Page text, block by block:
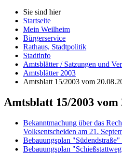
Sie sind hier
Startseite
Mein Weilheim
Bürgerservice
Rathaus, Stadtpolitik
Stadtinfo
Amtsblätter / Satzungen und
Amtsblätter 2003
Amtsblatt 15/2003 vom
Amtsblatt 15/2003 vom
Bekanntmachung über das
Volksentscheiden am 21.
Bebauungsplan
Bebauungsplan